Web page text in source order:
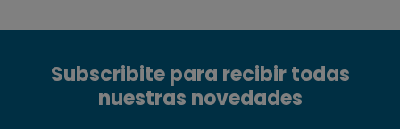
Subscribite para recibir todas
nuestras novedades